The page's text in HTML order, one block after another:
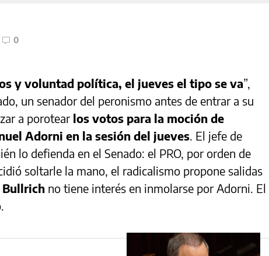
0
y voluntad política, el jueves el tipo se va”,
un senador del peronismo antes de entrar a su
a porotearlos votos para la moción de
Adorni en la sesión del jueves. El jefe de
lo defienda en el Senado: el PRO, por orden de
soltarle la mano, el radicalismo propone salidas
no tiene interés en inmolarse por Adorni. El